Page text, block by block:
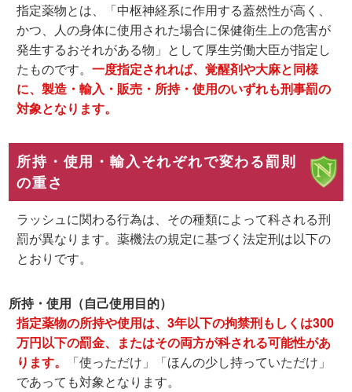
指定薬物とは、「中枢神経系に作用する蓋然性が高く、
かつ、人の身体に使用された場合に保健衛生上の危害が
発生するおそれがある物」として厚生労働大臣が指定し
たものです。一度指定されれば、覚醒剤や大麻と同様
に、製造・輸入・販売・所持・使用のいずれも刑事罰の
対象となります。
所持・使用・輸入それぞれで変わる罰則
の重さ
ラッシュに関わる行為は、その種類によって科される刑
罰が異なります。薬機法の規定に基づく法定刑は以下の
とおりです。
所持・使用（自己使用目的）
指定薬物の所持や使用は、3年以下の拘禁刑もしくは300
万円以下の罰金、またはその両方が科される可能性があ
ります。
「使っただけ」「ほんの少し持っていただけ」
であっても対象となります。